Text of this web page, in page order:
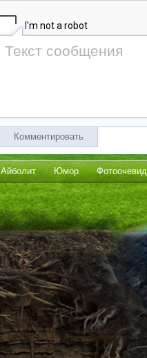
Комментировать
Айболит Юмор